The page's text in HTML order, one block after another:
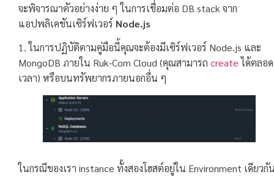
จะพิจารณาตัวอย่างง่าย ๆ ในการเชื่อมต่อ DB stack จาก
แอปพลิเคชันเซิร์ฟเวอร์ Node.js
1. ในการปฏิบัติตามคู่มือนี้คุณจะต้องมีเซิร์ฟเวอร์ Node.js และ
MongoDB ภายใน Ruk-Com Cloud (คุณสามารถ createได้ตลอด
เวลา) หรือบนทรัพยากรภายนอกอื่น ๆ
ในกรณีของเรา instance ทั้งสองโฮสต์อยู่ใน Environment เดียวกั